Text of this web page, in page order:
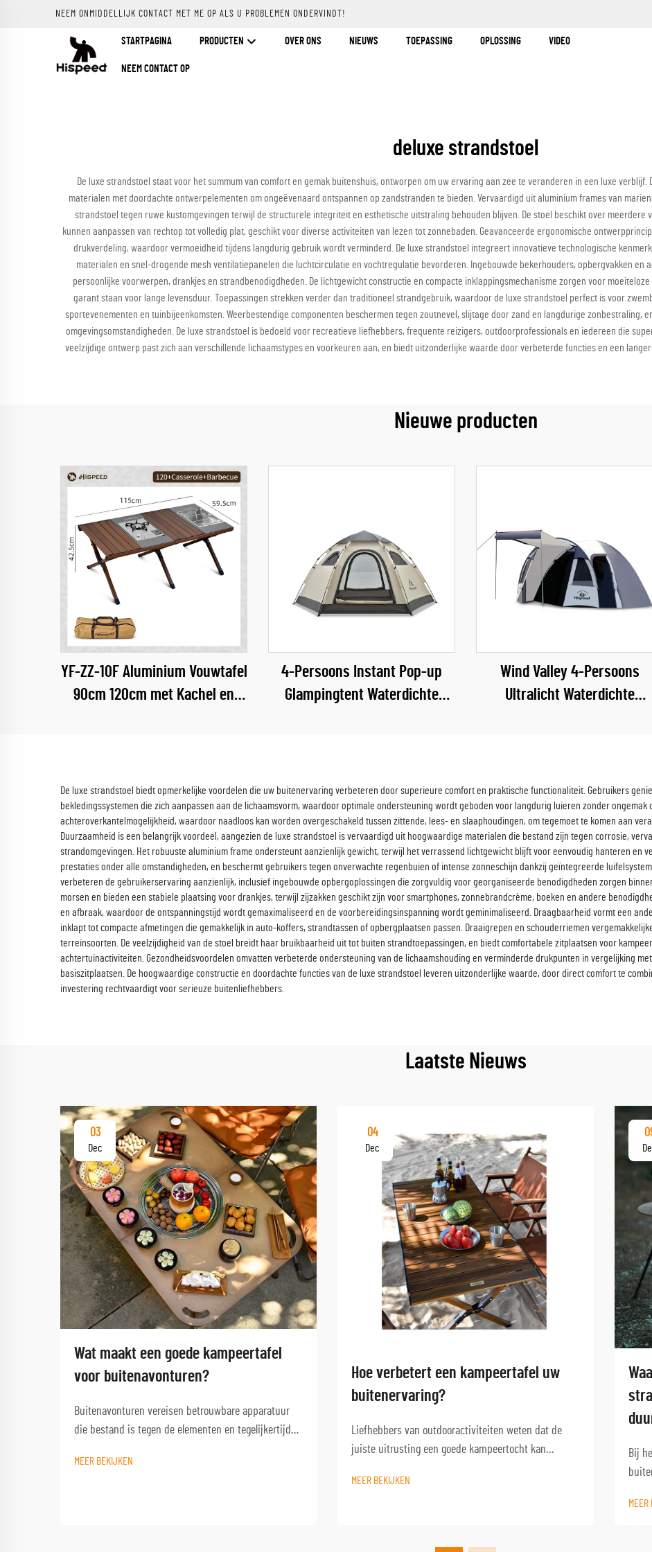
NEEM ONMIDDELLIJK CONTACT MET ME OP ALS U PROBLEMEN ONDERVINDT!
STARTPAGINA PRODUCTEN OVER ONS NIEUWS TOEPASSING OPLOSSING VIDEO
NEEM CONTACT OP
deluxe strandstoel
De luxe strandstoel staat voor het summum van comfort en gemak buitenshuis, ontworpen om uw ervaring aan zee te veranderen in een luxe
materialen met doordachte ontwerpelementen om ongeëvenaard ontspannen op zandstranden te bieden. Vervaardigd uit aluminium frames van
strandstoel tegen ruwe kustomgevingen terwijl de structurele integriteit en esthetische uitstraling behouden blijven. De stoel beschikt over
kunnen aanpassen van rechtop tot volledig plat, geschikt voor diverse activiteiten van lezen tot zonnebaden. Geavanceerde ergonomische
drukverdeling, waardoor vermoeidheid tijdens langdurig gebruik wordt verminderd. De luxe strandstoel integreert innovatieve technologische
materialen en snel-drogende mesh ventilatiepanelen die luchtcirculatie en vochtregulatie bevorderen. Ingebouwde bekerhouders, opbergvakken en
persoonlijke voorwerpen, drankjes en strandbenodigdheden. De lichtgewicht constructie en compacte inklappingsmechanisme zorgen voor
garant staan voor lange levensduur. Toepassingen strekken verder dan traditioneel strandgebruik, waardoor de luxe strandstoel perfect is voor
sportevenementen en tuinbijeenkomsten. Weerbestendige componenten beschermen tegen zoutnevel, slijtage door zand en langdurige zonbestraling,
omgevingsomstandigheden. De luxe strandstoel is bedoeld voor recreatieve liefhebbers, frequente reizigers, outdoorprofessionals en iedereen die
veelzijdige ontwerp past zich aan verschillende lichaamstypes en voorkeuren aan, en biedt uitzonderlijke waarde door verbeterde functies en een
Nieuwe producten
YF-ZZ-10F Aluminium Vouwtafel
90cm 120cm met Kachel en
4-Persoons Instant Pop-up
Glampingtent Waterdichte
Wind Valley 4-Persoons
Ultralicht Waterdichte
De luxe strandstoel biedt opmerkelijke voordelen die uw buitenervaring verbeteren door superieure comfort en praktische functionaliteit. Gebruikers
bekledingssystemen die zich aanpassen aan de lichaamsvorm, waardoor optimale ondersteuning wordt geboden voor langdurig luieren zonder
achteroverkantelmogelijkheid, waardoor naadloos kan worden overgeschakeld tussen zittende, lees- en slaaphoudingen, om tegemoet te komen aan
Duurzaamheid is een belangrijk voordeel, aangezien de luxe strandstoel is vervaardigd uit hoogwaardige materialen die bestand zijn tegen corrosie,
strandomgevingen. Het robuuste aluminium frame ondersteunt aanzienlijk gewicht, terwijl het verrassend lichtgewicht blijft voor eenvoudig hanteren en
prestaties onder alle omstandigheden, en beschermt gebruikers tegen onverwachte regenbuien of intense zonneschijn dankzij geïntegreerde
verbeteren de gebruikerservaring aanzienlijk, inclusief ingebouwde opbergoplossingen die zorgvuldig voor georganiseerde benodigdheden zorgen
morsen en bieden een stabiele plaatsing voor drankjes, terwijl zijzakken geschikt zijn voor smartphones, zonnebrandcrème, boeken en andere
en afbraak, waardoor de ontspanningstijd wordt gemaximaliseerd en de voorbereidingsinspanning wordt geminimaliseerd. Draagbaarheid vormt een
inklapt tot compacte afmetingen die gemakkelijk in auto-koffers, strandtassen of opbergplaatsen passen. Draaigrepen en schouderriemen
terreinsoorten. De veelzijdigheid van de stoel breidt haar bruikbaarheid uit tot buiten strandtoepassingen, en biedt comfortabele zitplaatsen voor
achtertuinactiviteiten. Gezondheidsvoordelen omvatten verbeterde ondersteuning van de lichaamshouding en verminderde drukpunten in vergelijking
basiszitplaatsen. De hoogwaardige constructie en doordachte functies van de luxe strandstoel leveren uitzonderlijke waarde, door direct comfort te
investering rechtvaardigt voor serieuze buitenliefhebbers.
Laatste Nieuws
03
Dec
Wat maakt een goede kampeertafel
voor buitenavonturen?
Buitenavonturen vereisen betrouwbare apparatuur
die bestand is tegen de elementen en tegelijkertijd
hebt. Een kwalitatieve campinglest vormt de
MEER BEKIJKEN
04
Dec
Hoe verbetert een kampeertafel uw
buitenervaring?
Liefhebbers van outdooractiviteiten weten dat de
juiste uitrusting een goede kampeertocht kan
meest onderschatte items is een kwalitatieve
MEER BEKIJKEN
Bij
en